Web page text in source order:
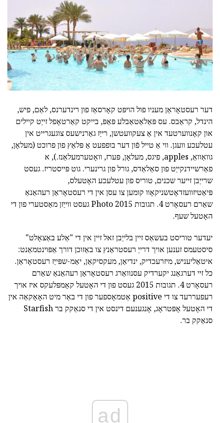
דער רעסטאָראַן מעניו פול הויפּט קאָרסאַז פון רינדערנס, לאַם, פיש,
הינדל, קראַבס. עס פּאַלאַטאַבלע פּאַפּ, בייקט קאַרטאָפל זייַט קיילים
און קאָנווערטעד אין אַ צעקוועטשן, רייַז גאַרנישעס צוגעגרייט אין
עטלעכע וועגן. ווי אַ טייל פֿון דער בופפעט אַ פּלאַץ פון פרוכט (מעלאָן,
גוואַוואַ, apples, פיגס, מעלאָן, פּערז, וואָטערמעלאַנז.), א
פאַרשיידנקייַט פון סאַלאַדס, גורל פון גרינערי. גוט פּייסטריז. געסט
שרייַבן זייער שכנים, טוריס פון עטלעכע האָטעלס,
פּיאַטיזוועזדאָטשניקאָוו קומען צו עסן אין די רעסטאָראַן רעהאַנאַ
שאַרם רעסאָרט 4. תגובות 2015 Photo געסט ווייַזן מאַסטערי פון די
האָטעל שעף.
יעדער טוריסט בעשאַס זיין בלייַבן זאל זיין אין די "אַלע באַצאָלט"
סיסטעמס זענען אויך דרייַ רעסטראַנץ צו באַזוכן דורך אַפּוינטמאַנט:
איטאַליעניש, מיזרעכדיק, ינדיאַן, מעקסיקאַן, יאַמ-שפּייַז רעסטאָראַן.
כל זיי דערגאַנג יקערדיק עסנוואַרג רעסטאָראַן רעהאַנאַ שאַרם
רעסאָרט 4. תגובות 2015 געסט פון די האָטעל קאָמפּלעקס איז אויך
רעפעררעד צו די positive אַטמאָספער פון די באַר מיט האָאָקאַה אין
די האָטעל אָפּטראָג, אָנגענעם דינסט אין די סנאַקק בר Starfish
סנאַקק בר.
ad